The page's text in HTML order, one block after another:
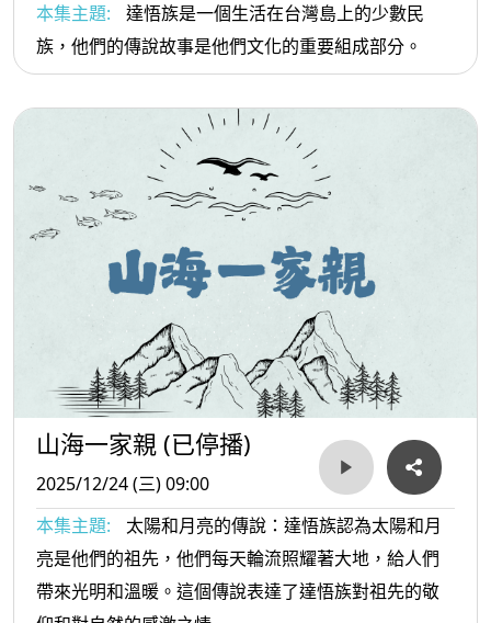
本集主題:
達悟族是一個生活在台灣島上的少數民
族，他們的傳說故事是他們文化的重要組成部分。
山海一家親 (已停播)
2025/12/24 (三) 09:00
本集主題:
太陽和月亮的傳說：達悟族認為太陽和月
亮是他們的祖先，他們每天輪流照耀著大地，給人們
帶來光明和溫暖。這個傳說表達了達悟族對祖先的敬